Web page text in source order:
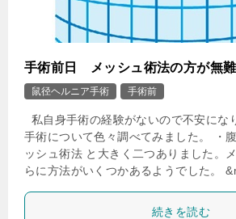
手術前日 メッシュ術法の方が無難
鼠径ヘルニア手術 手術前
私自身手術の経験がないので不安にな
手術について色々調べてみました。 ・
ッシュ術法 と大きく二つありました。
らに方法がいくつかあるようでした。
続きを読む